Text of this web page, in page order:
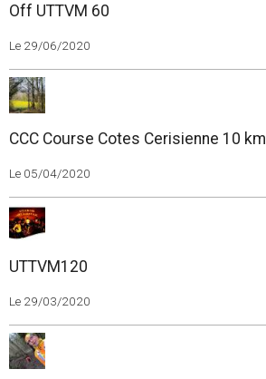
Off UTTVM 60
Le 29/06/2020
CCC Course Cotes Cerisienne 10 km
Le 05/04/2020
UTTVM120
Le 29/03/2020